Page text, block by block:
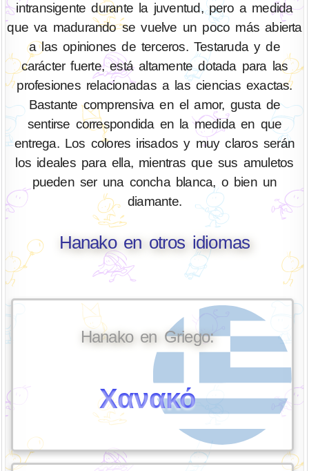
intransigente durante la juventud, pero a medida
que va madurando se vuelve un poco más abierta
a las opiniones de terceros. Testaruda y de
carácter fuerte, está altamente dotada para las
profesiones relacionadas a las ciencias exactas.
Bastante comprensiva en el amor, gusta de
sentirse correspondida en la medida en que
entrega. Los colores irisados y muy claros serán
los ideales para ella, mientras que sus amuletos
pueden ser una concha blanca, o bien un
diamante.
Hanako en otros idiomas
Hanako en Griego:
Χανακό